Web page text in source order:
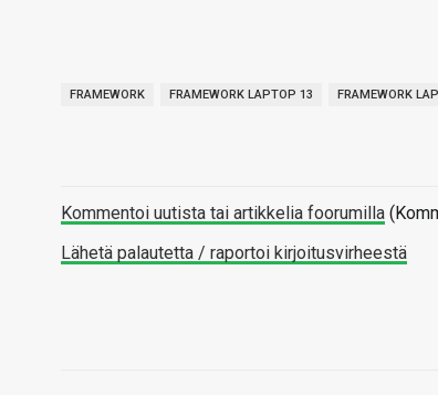
FRAMEWORK FRAMEWORK LAPTOP 13 FRAMEWORK
Kommentoi uutista tai artikkelia foorumilla
Lähetä palautetta / raportoi kirjoitusvirheestä